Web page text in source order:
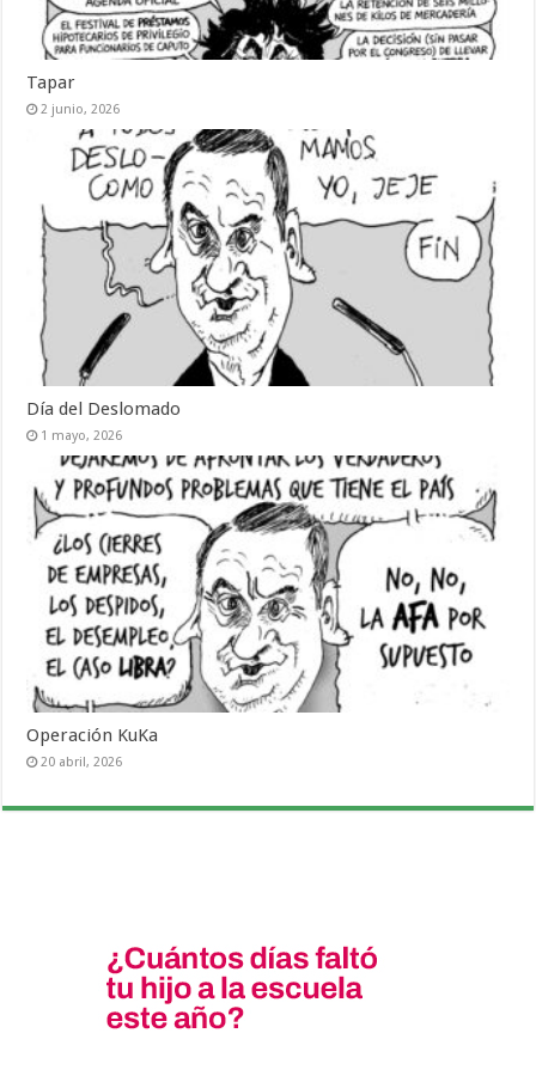
Tapar
2 junio, 2026
Día del Deslomado
1 mayo, 2026
Operación KuKa
20 abril, 2026